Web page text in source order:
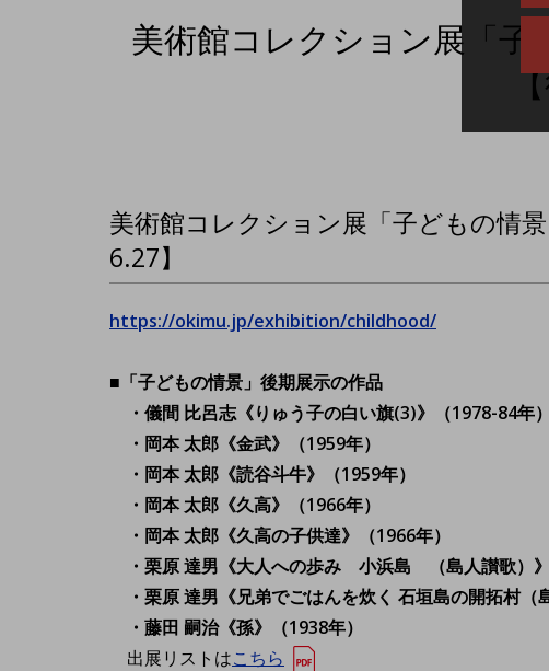
美術館コレクション展「子
美術館コレクション展「子どもの情
6.27】
https://okimu.jp/exhibition/childhood/
■「子どもの情景」後期展示の作品
・儀間 比呂志《りゅう子の白い旗(3)》（1978-84年）
・岡本 太郎《金武》（1959年）
・岡本 太郎《読谷斗牛》（1959年）
・岡本 太郎《久高》（1966年）
・岡本 太郎《久高の子供達》（1966年）
・栗原 達男《大人への歩み 小浜島 （島人讃歌）》
・栗原 達男《兄弟でごはんを炊く 石垣島の開拓村（
・藤田 嗣治《孫》（1938年）
出展リストはこちら